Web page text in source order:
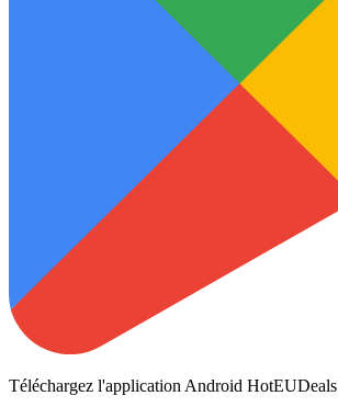
Téléchargez l'application Android HotEUDeals